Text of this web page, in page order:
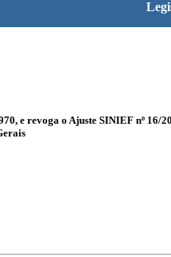
e revoga o Ajuste SINIEF nº 16/